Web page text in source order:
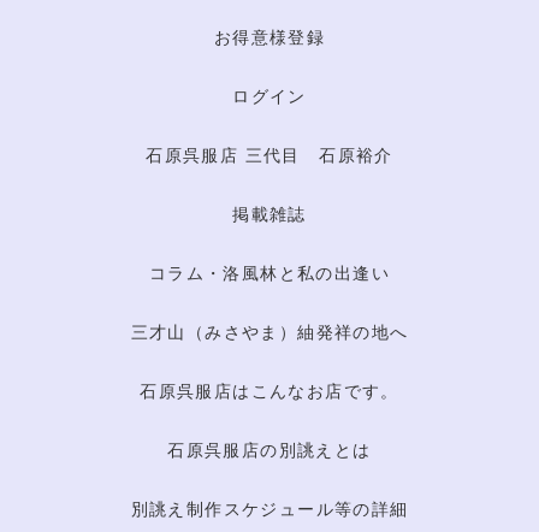
お得意様登録
ログイン
石原呉服店 三代目 石原裕介
掲載雑誌
コラム・洛風林と私の出逢い
三才山（みさやま）紬発祥の地へ
石原呉服店はこんなお店です。
石原呉服店の別誂えとは
別誂え制作スケジュール等の詳細